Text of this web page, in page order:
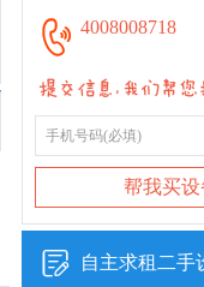
 4008008718
帮我买设
 自主求租二手